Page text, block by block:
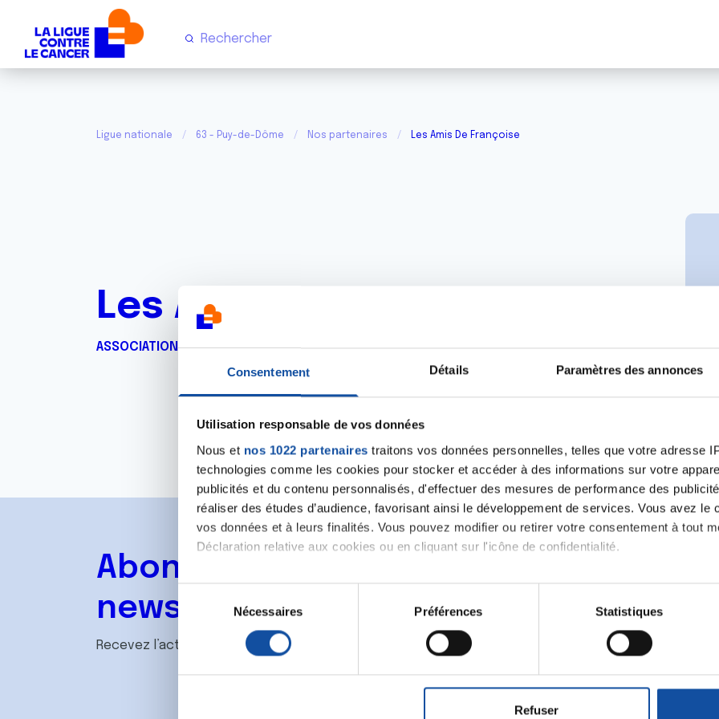
Consentement Détails Paramètres des annonces
Utilisation responsable de vos données
Nous et nos 1022 partenaires traitons vos données personnelles, telles que votre adresse
technologies comme les cookies pour stocker et accéder à des informations sur votre
publicités et du contenu personnalisés, d'effectuer des mesures de performance des
réaliser des études d’audience, favorisant ainsi le développement de services. Vous avez le
vos données et à leurs finalités. Vous pouvez modifier ou retirer votre consentement à tout
Déclaration relative aux cookies ou en cliquant sur l'icône de confidentialité.
Si vous le permettez, nous aimerions également :
Collecter des informations sur votre localisation géographique qui peuvent être
digitales).
. Vous pouvez modifier ou retirer votre consentement à tout moment à partir de la
é
e
Nécessaires Préférences Statistiques
Refuser
Ligue nationale 63 - Puy-de-Dôme Nos partenaires Les Amis De Françoise
Les Amis De Françoise
ASSOCIATION
Abonnez-vous à notre
newsletter
Recevez l’actualité de la Ligue.
J'accepte